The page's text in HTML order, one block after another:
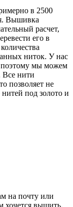
в 2500
Вышивка
расчет,
его в
ниток. У нас
поэтому мы можем
Все нити
позволяет не
нитей под золото и
на почту или
хочется вышить.